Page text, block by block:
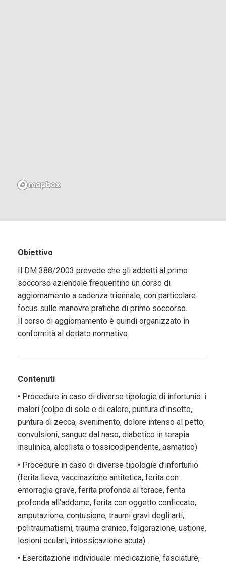
Obiettivo
Il DM 388/2003 prevede che gli addetti al primo
soccorso aziendale frequentino un corso di
aggiornamento a cadenza triennale, con particolare
focus sulle manovre pratiche di primo soccorso.
Il corso di aggiornamento è quindi organizzato in
conformità al dettato normativo.
Contenuti
• Procedure in caso di diverse tipologie di infortunio: i
malori (colpo di sole e di calore, puntura d’insetto,
puntura di zecca, svenimento, dolore intenso al petto,
convulsioni, sangue dal naso, diabetico in terapia
insulinica, alcolista o tossicodipendente, asmatico)
• Procedure in caso di diverse tipologie d’infortunio
(ferita lieve, vaccinazione antitetica, ferita con
emorragia grave, ferita profonda al torace, ferita
profonda all’addome, ferita con oggetto conficcato,
amputazione, contusione, traumi gravi degli arti,
politraumatismi, trauma cranico, folgorazione, ustione,
lesioni oculari, intossicazione acuta).
• Esercitazione individuale: medicazione, fasciature,